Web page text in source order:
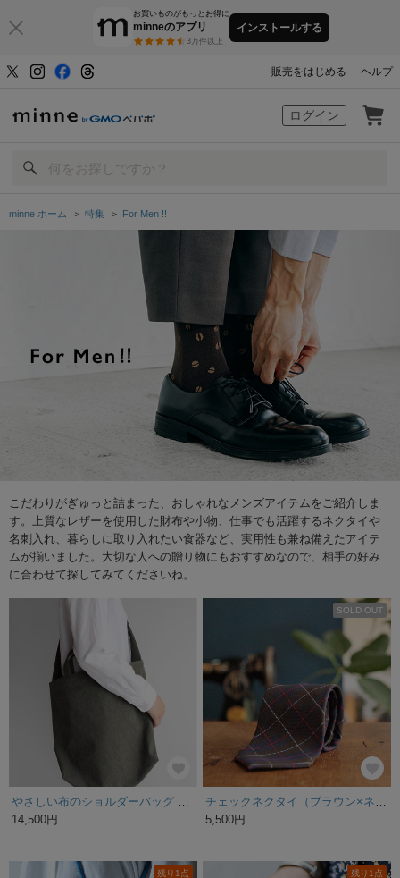
お買いものがもっとお得に
minneのアプリ
3万件以上
インストールする
販売をはじめる ヘルプ
ログイン
minne ホーム ＞ 特集 ＞ For Men !!
こだわりがぎゅっと詰まった、おしゃれなメンズアイテムをご紹介しま
す。上質なレザーを使用した財布や小物、仕事でも活躍するネクタイや
名刺入れ、暮らしに取り入れたい食器など、実用性も兼ね備えたアイテ
ムが揃いました。大切な人への贈り物にもおすすめなので、相手の好み
に合わせて探してみてくださいね。
14,500円
SOLD OUT
5,500円
残り1点 残り1点